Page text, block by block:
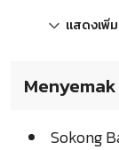
แสดงเพิ่
Sokong